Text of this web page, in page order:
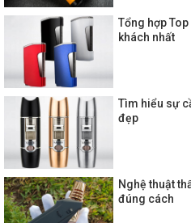
Tổng hợp
khách nhất
Tìm hiểu sự
đẹp
Nghệ thuật
đúng cách